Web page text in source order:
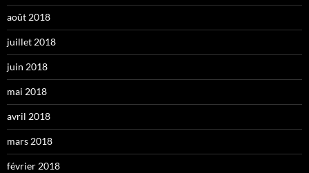
août 2018
juillet 2018
juin 2018
mai 2018
avril 2018
mars 2018
février 2018